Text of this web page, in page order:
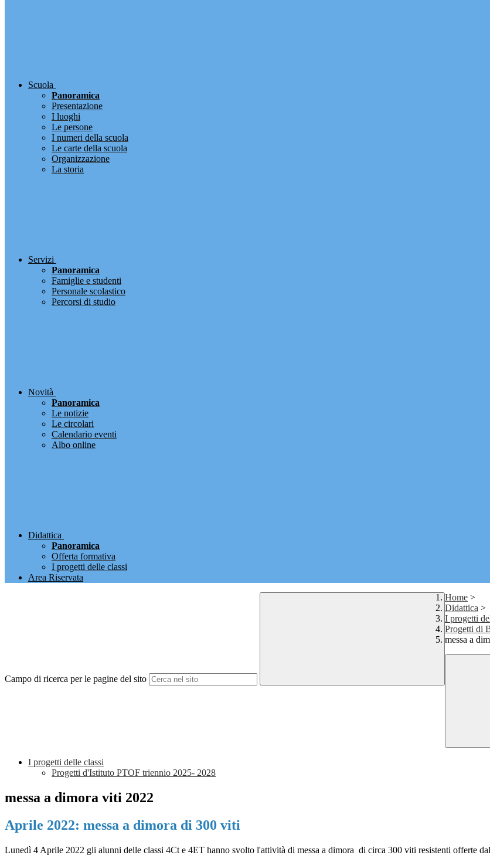
Scuola
Panoramica
Presentazione
I luoghi
Le persone
I numeri della scuola
Le carte della scuola
Organizzazione
La storia
Servizi
Panoramica
Famiglie e studenti
Personale scolastico
Percorsi di studio
Novità
Panoramica
Le notizie
Le circolari
Calendario eventi
Albo online
Didattica
Panoramica
Offerta formativa
I progetti delle classi
Area Riservata
Campo di ricerca per le pagine del sito
Home >
Didattica >
I progetti
Progetti di
messa a
I progetti delle classi
Progetti d'Istituto PTOF triennio 2025- 2028
messa a dimora viti 2022
Aprile 2022: messa a dimora di 300 viti
Lunedì 4 Aprile 2022 gli alunni delle classi 4Ct e 4ET hanno svolto l'attività di messa a dimora di circa 300 viti resistenti offerte